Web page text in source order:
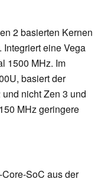
2 basierten Kernen
Integriert eine Vega
1500 MHz. Im
basiert der
nicht Zen 3 und
MHz geringere
SoC aus der